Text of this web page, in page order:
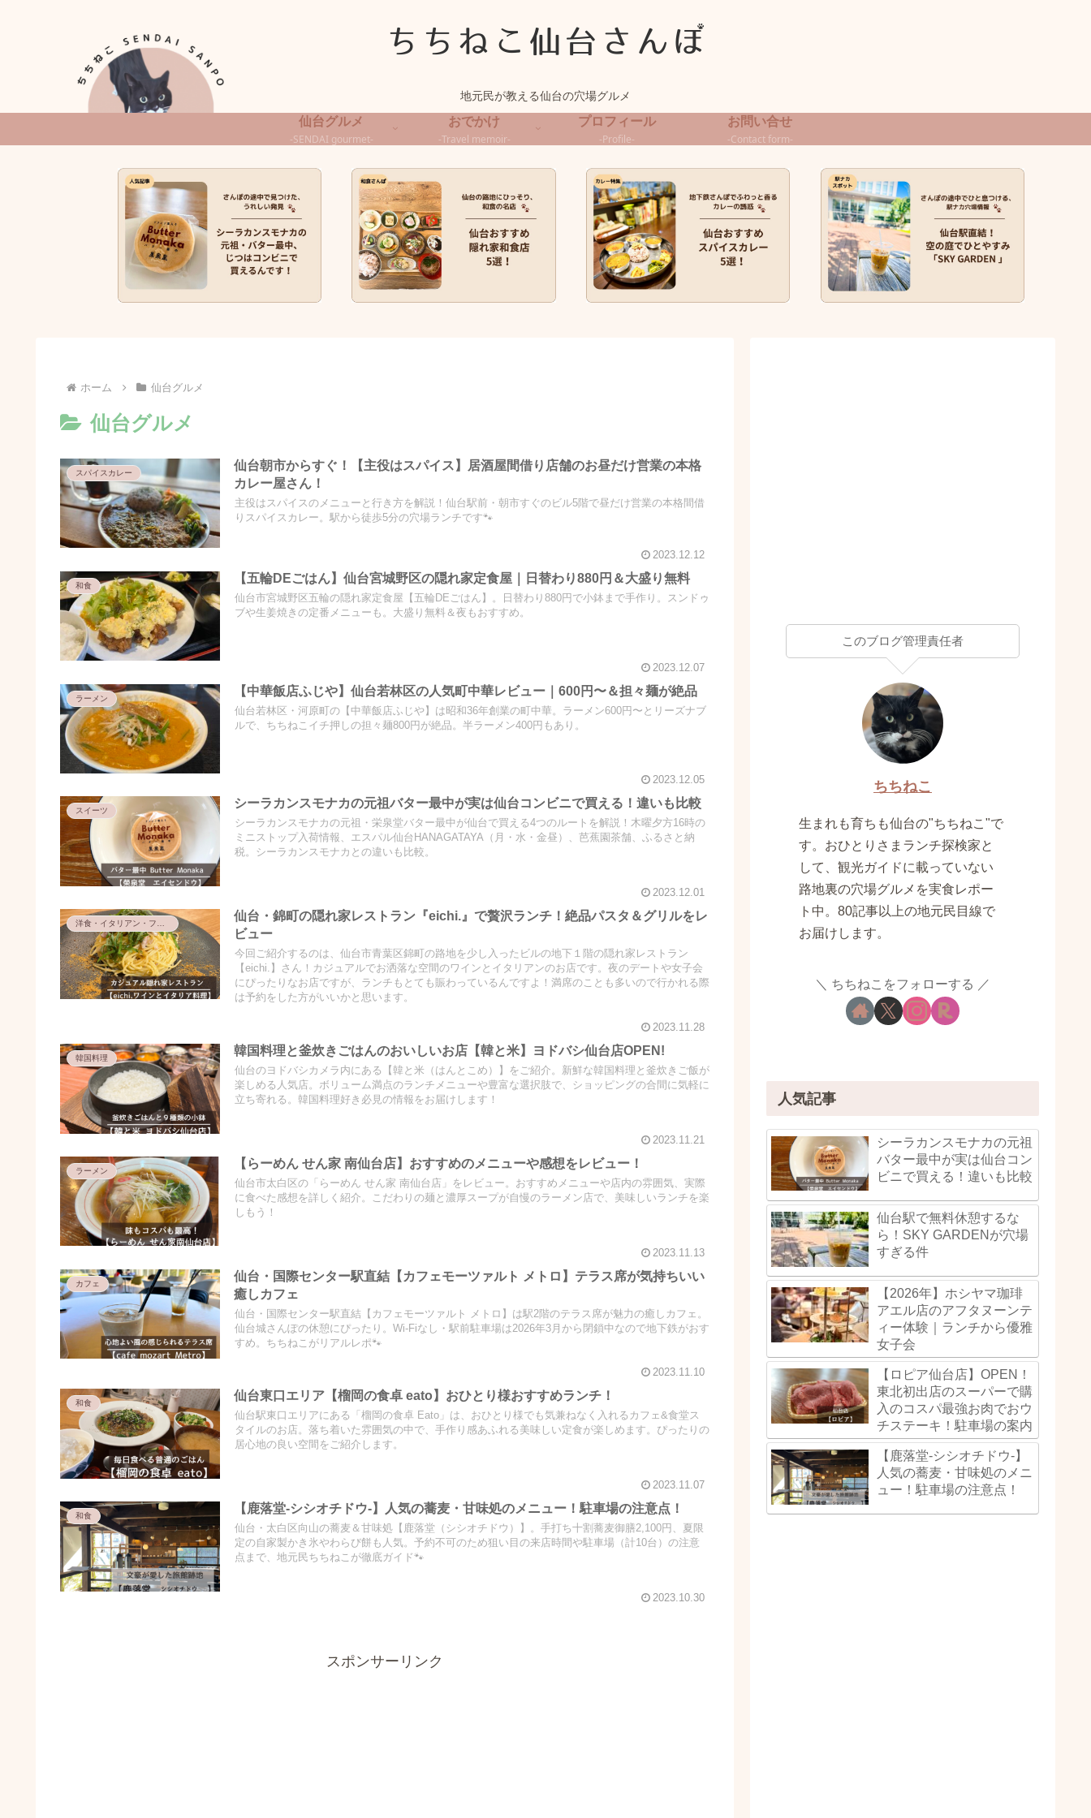
地元民が教える仙台の穴場グルメ
仙台グルメ
-SENDAI gourmet-
おでかけ
-Travel memoir-
プロフィール
-Profile-
お問い合せ
-Contact form-
ホーム 仙台グルメ
仙台グルメ
スパイスカレー
仙台朝市からすぐ！【主役はスパイス】居酒屋間借り店舗のお昼だけ営業の本格
カレー屋さん！
主役はスパイスのメニューと行き方を解説！仙台駅前・朝市すぐのビル5階で昼だけ営業の本格間借
りスパイスカレー。駅から徒歩5分の穴場ランチです🐾
2023.12.12
和食
【五輪DEごはん】仙台宮城野区の隠れ家定食屋｜日替わり880円＆大盛り無料
仙台市宮城野区五輪の隠れ家定食屋【五輪DEごはん】。日替わり880円で小鉢まで手作り。スンドゥ
ブや生姜焼きの定番メニューも。大盛り無料＆夜もおすすめ。
2023.12.07
ラーメン
【中華飯店ふじや】仙台若林区の人気町中華レビュー｜600円〜＆担々麺が絶品
仙台若林区・河原町の【中華飯店ふじや】は昭和36年創業の町中華。ラーメン600円〜とリーズナブ
ルで、ちちねこイチ押しの担々麺800円が絶品。半ラーメン400円もあり。
2023.12.05
スイーツ
シーラカンスモナカの元祖バター最中が実は仙台コンビニで買える！違いも比較
シーラカンスモナカの元祖・栄泉堂バター最中が仙台で買える4つのルートを解説！木曜夕方16時の
ミニストップ入荷情報、エスパル仙台HANAGATAYA（月・水・金昼）、芭蕉園茶舗、ふるさと納
税。シーラカンスモナカとの違いも比較。
2023.12.01
洋食・イタリアン・フレンチ
仙台・錦町の隠れ家レストラン『eichi.』で贅沢ランチ！絶品パスタ＆グリルをレ
ビュー
今回ご紹介するのは、仙台市青葉区錦町の路地を少し入ったビルの地下１階の隠れ家レストラン
【eichi.】さん！カジュアルでお洒落な空間のワインとイタリアンのお店です。夜のデートや女子会
にぴったりなお店ですが、ランチもとても賑わっているんですよ！満席のことも多いので行かれる際
は予約をした方がいいかと思います。
2023.11.28
韓国料理
韓国料理と釜炊きごはんのおいしいお店【韓と米】ヨドバシ仙台店OPEN!
仙台のヨドバシカメラ内にある【韓と米（はんとこめ）】をご紹介。新鮮な韓国料理と釜炊きご飯が
楽しめる人気店。ボリューム満点のランチメニューや豊富な選択肢で、ショッピングの合間に気軽に
立ち寄れる。韓国料理好き必見の情報をお届けします！
2023.11.21
ラーメン
【らーめん せん家 南仙台店】おすすめのメニューや感想をレビュー！
仙台市太白区の「らーめん せん家 南仙台店」をレビュー。おすすめメニューや店内の雰囲気、実際
に食べた感想を詳しく紹介。こだわりの麺と濃厚スープが自慢のラーメン店で、美味しいランチを楽
しもう！
2023.11.13
カフェ
仙台・国際センター駅直結【カフェモーツァルト メトロ】テラス席が気持ちいい
癒しカフェ
仙台・国際センター駅直結【カフェモーツァルト メトロ】は駅2階のテラス席が魅力の癒しカフェ。
仙台城さんぽの休憩にぴったり。Wi-Fiなし・駅前駐車場は2026年3月から閉鎖中なので地下鉄がおす
すめ。ちちねこがリアルレポ🐾
2023.11.10
和食
仙台東口エリア【榴岡の食卓 eato】おひとり様おすすめランチ！
仙台駅東口エリアにある「榴岡の食卓 Eato」は、おひとり様でも気兼ねなく入れるカフェ&食堂ス
タイルのお店。落ち着いた雰囲気の中で、手作り感あふれる美味しい定食が楽しめます。ぴったりの
居心地の良い空間をご紹介します。
2023.11.07
和食
【鹿落堂-シシオチドウ-】人気の蕎麦・甘味処のメニュー！駐車場の注意点！
仙台・太白区向山の蕎麦＆甘味処【鹿落堂（シシオチドウ）】。手打ち十割蕎麦御膳2,100円、夏限
定の自家製かき氷やわらび餅も人気。予約不可のため狙い目の来店時間や駐車場（計10台）の注意
点まで、地元民ちちねこが徹底ガイド🐾
2023.10.30
スポンサーリンク
このブログ管理責任者
ちちねこ
生まれも育ちも仙台の"ちちねこ"で
す。おひとりさまランチ探検家と
して、観光ガイドに載っていない
路地裏の穴場グルメを実食レポー
ト中。80記事以上の地元民目線で
お届けします。
ちちねこをフォローする
人気記事
シーラカンスモナカの元祖
バター最中が実は仙台コン
ビニで買える！違いも比較
仙台駅で無料休憩するな
ら！SKY GARDENが穴場
すぎる件
【2026年】ホシヤマ珈琲
アエル店のアフタヌーンテ
ィー体験｜ランチから優雅
女子会
【ロピア仙台店】OPEN！
東北初出店のスーパーで購
入のコスパ最強お肉でおウ
チステーキ！駐車場の案内
【鹿落堂-シシオチドウ-】
人気の蕎麦・甘味処のメニ
ュー！駐車場の注意点！